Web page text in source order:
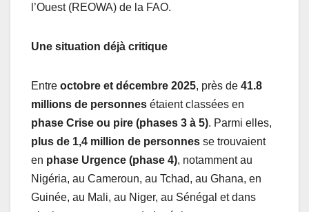
l’Ouest (REOWA) de la FAO.
Une situation déjà critique
Entre octobre et décembre 2025, près de 41.8
millions de personnes étaient classées en
phase Crise ou pire (phases 3 à 5). Parmi elles,
plus de 1,4 million de personnes se trouvaient
en phase Urgence (phase 4), notamment au
Nigéria, au Cameroun, au Tchad, au Ghana, en
Guinée, au Mali, au Niger, au Sénégal et dans